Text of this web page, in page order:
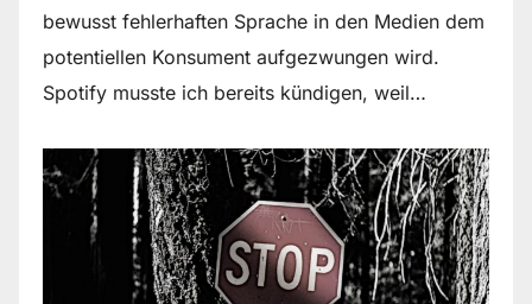
bewusst fehlerhaften Sprache in den Medien dem
potentiellen Konsument aufgezwungen wird.
Spotify musste ich bereits kündigen, weil…